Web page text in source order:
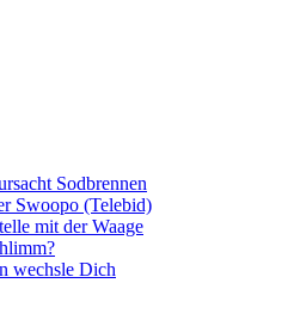
Sodbrennen
Swoopo (Telebid)
mit der Waage
wechsle Dich